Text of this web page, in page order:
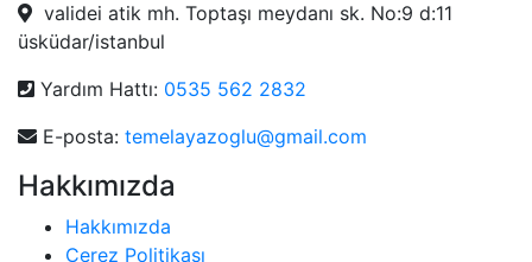
validei atik mh. Toptaşı meydanı sk. No:9 d:11
üsküdar/istanbul
Yardım Hattı: 0535 562 2832
E-posta: temelayazoglu@gmail.com
Hakkımızda
Hakkımızda
Çerez Politikası